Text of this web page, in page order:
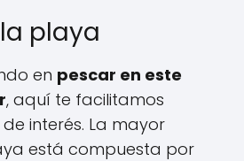
playa
en pescar en este
, aquí te facilitamos
interés. La mayor
está compuesta por